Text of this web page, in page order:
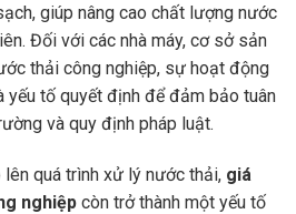
giúp nâng cao chất lượng nước
Đối với các nhà máy, cơ sở sản
thải công nghiệp, sự hoạt động
yếu tố quyết định để đảm bảo tuân
và quy định pháp luật.
quá trình xử lý nước thải, giá
nghiệp còn trở thành một yếu tố